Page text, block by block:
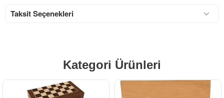
Taksit Seçenekleri
Kategori Ürünleri